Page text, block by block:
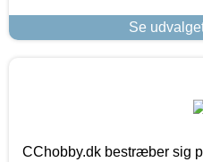
Se
CChobby.dk bestræber sig